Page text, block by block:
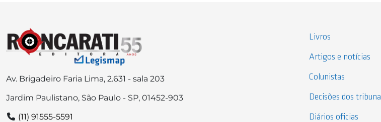
Av. Brigadeiro Faria Lima, 2.631 - sala 203
Jardim Paulistano, São Paulo - SP, 01452-903
(11) 91555-5591
Livros
Artigos e notícias
Colunistas
Decisões dos
Diários oficias